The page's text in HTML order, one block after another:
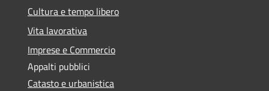
Cultura e tempo libero
Vita lavorativa
Imprese e Commercio
Appalti pubblici
Catasto e urbanistica